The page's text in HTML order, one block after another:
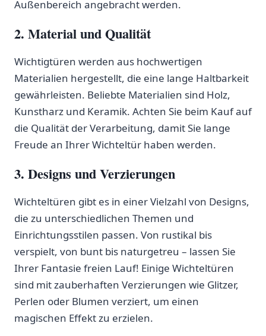
Außenbereich angebracht werden.
2. Material und Qualität
Wichtigtüren werden aus hochwertigen
Materialien hergestellt, die eine lange Haltbarkeit
gewährleisten. Beliebte Materialien sind Holz,
Kunstharz und Keramik. Achten Sie beim Kauf auf
die Qualität der Verarbeitung, damit Sie lange‌
Freude an Ihrer ‍Wichteltür ‍haben werden.
3. Designs und Verzierungen
Wichteltüren gibt es in einer Vielzahl von Designs,
die zu unterschiedlichen Themen und
Einrichtungsstilen passen. Von rustikal bis
verspielt, von bunt‌ bis naturgetreu – lassen Sie
Ihrer Fantasie freien Lauf! Einige Wichteltüren
sind mit zauberhaften Verzierungen wie Glitzer,
Perlen oder ‍Blumen verziert, um einen
magischen Effekt ​zu erzielen.